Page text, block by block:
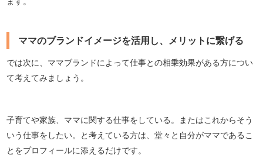
ママのブランドイメージを活用し、メリットに繋げる
では次に、ママブランドによって仕事との相乗効果がある方につい
て考えてみましょう。
子育てや家族、ママに関する仕事をしている。またはこれからそう
いう仕事をしたい。と考えている方は、堂々と自分がママであるこ
とをプロフィールに添えるだけです。